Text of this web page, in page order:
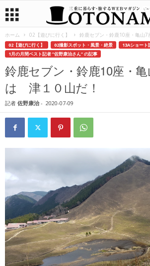
ホーム 02【遊びに行く】 鈴鹿セブン・鈴鹿10座・亀山
02【遊びに行く】 02撮影スポット・風景・絶景
13Aショート
1月の月間ベスト記者 ”佐野康治さん” の記事
鈴鹿セブン・鈴鹿10座・
は 津１０山だ！
記者 佐野康治- 2020-07-09